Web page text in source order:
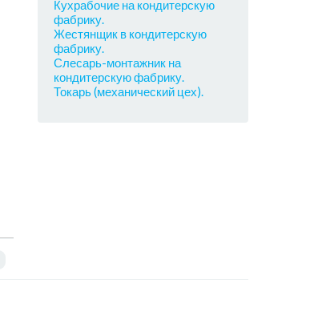
Кухрабочие на кондитерскую
фабрику.
Жестянщик в кондитерскую
фабрику.
Слесарь-монтажник на
кондитерскую фабрику.
Токарь (механический цех).